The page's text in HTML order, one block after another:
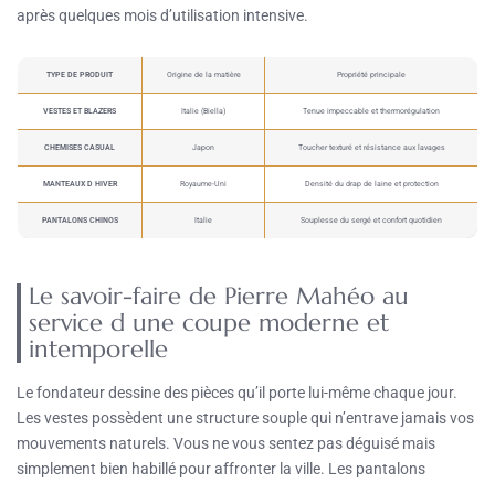
après quelques mois d’utilisation intensive.
TYPE DE PRODUIT Origine de la matière Propriété principale
VESTES ET BLAZERS Italie (Biella) Tenue impeccable et thermorégulation
CHEMISES CASUAL Japon Toucher texturé et résistance aux lavages
MANTEAUX D HIVER Royaume-Uni Densité du drap de laine et protection
PANTALONS CHINOS Italie Souplesse du sergé et confort quotidien
Le savoir-faire de Pierre Mahéo au
service d une coupe moderne et
intemporelle
Le fondateur dessine des pièces qu’il porte lui-même chaque jour.
Les vestes possèdent une structure souple qui n’entrave jamais vos
mouvements naturels. Vous ne vous sentez pas déguisé mais
simplement bien habillé pour affronter la ville. Les pantalons